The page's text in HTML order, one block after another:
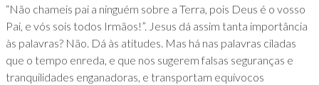
“Não chameis pai a ninguém sobre a Terra, pois Deus é o vosso
Pai, e vós sois todos Irmãos!”. Jesus dá assim tanta importância
às palavras? Não. Dá às atitudes. Mas há nas palavras ciladas
que o tempo enreda, e que nos sugerem falsas seguranças e
tranquilidades enganadoras, e transportam equívocos